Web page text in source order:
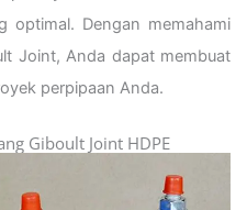
optimal. Dengan memahami
Joint, Anda dapat membuat
perpipaan Anda.
Giboult Joint HDPE